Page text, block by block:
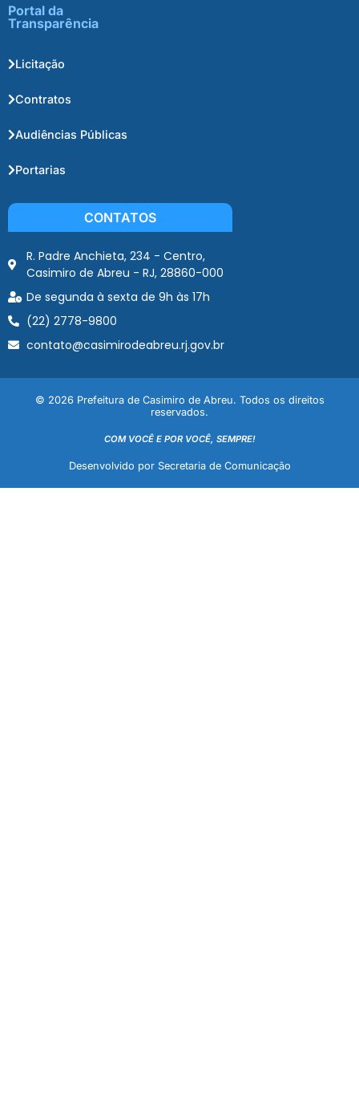
Portal da
Transparência
Licitação
Contratos
Audiências Públicas
Portarias
CONTATOS
R. Padre Anchieta, 234 - Centro,
Casimiro de Abreu - RJ, 28860-000
De segunda à sexta de 9h às 17h
(22) 2778-9800
contato@casimirodeabreu.rj.gov.br
© 2026 Prefeitura de Casimiro de Abreu. Todos os direitos
reservados.
COM VOCÊ E POR VOCÊ, SEMPRE!
Desenvolvido por Secretaria de Comunicação